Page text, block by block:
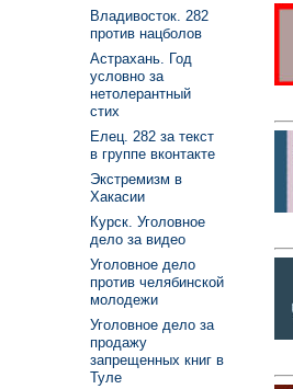
Владивосток. 282
против нацболов
Астрахань. Год
условно за
нетолерантный
стих
Елец. 282 за текст
в группе вконтакте
Экстремизм в
Хакасии
Курск. Уголовное
дело за видео
Уголовное дело
против челябинской
молодежи
Уголовное дело за
продажу
запрещенных книг в
Туле